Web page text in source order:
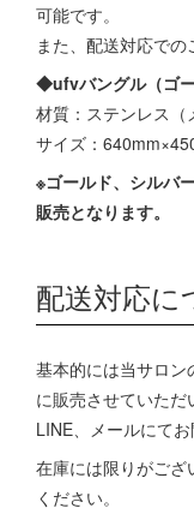
可能です。
また、配送対応での
◆ufvバングル（ゴー
材質：ステンレス（
サイズ：
※ゴールド、シルバ
販売となります。
配送対応に
基本的には当サロン
に販売させていた
LINE、メールにてお
在庫には限りがご
ください。